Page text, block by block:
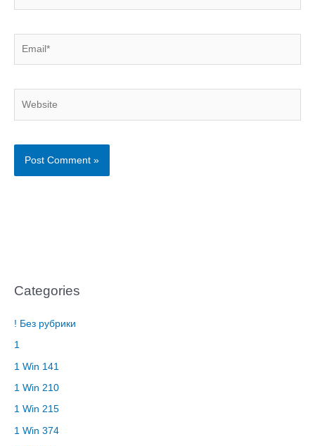
Categories
! Без рубрики
1
1 Win 141
1 Win 210
1 Win 215
1 Win 374